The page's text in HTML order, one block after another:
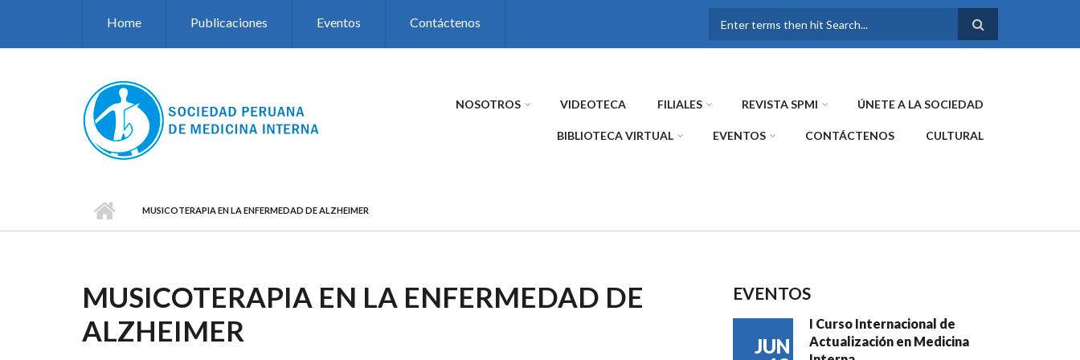
Home Publicaciones Eventos Contáctenos
FORMULARIO DE
NOSOTROS VIDEOTECA FILIALES REVISTA SPMI ÚNETE A LA SOCIEDAD
BIBLIOTECA VIRTUAL EVENTOS CONTÁCTENOS CULTURAL
MUSICOTERAPIA EN LA ENFERMEDAD DE ALZHEIMER
MUSICOTERAPIA EN LA ENFERMEDAD DE
ALZHEIMER
EVENTOS
JUN
I Curso Internacional de
Actualización en Medicina